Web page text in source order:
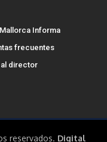
Informa
frecuentes
al director
reservados. Digital